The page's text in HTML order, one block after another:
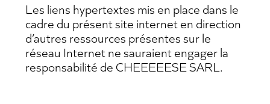
Les liens hypertextes mis en place dans le
cadre du présent site internet en direction
d’autres ressources présentes sur le
réseau Internet ne sauraient engager la
responsabilité de CHEEEEESE SARL.